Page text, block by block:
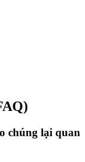
chúng lại quan